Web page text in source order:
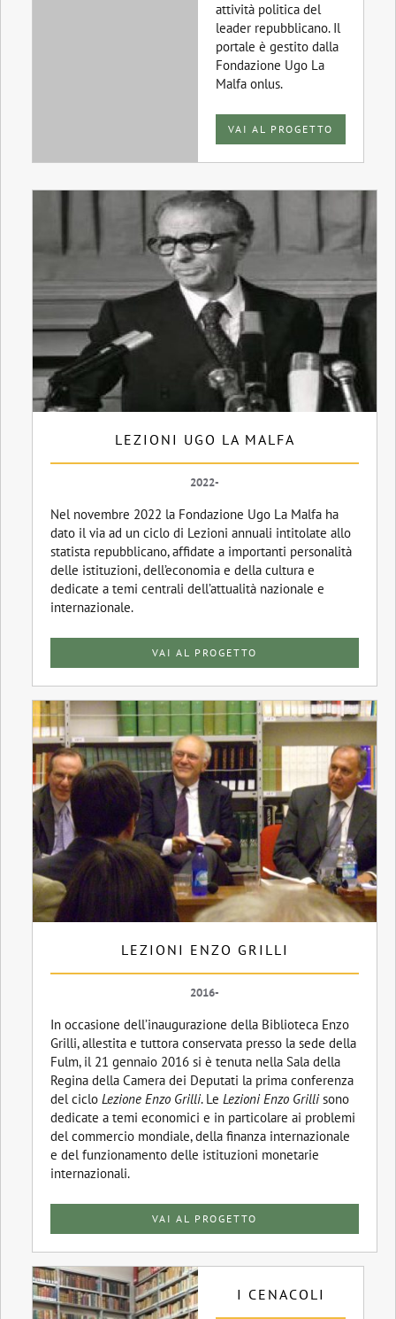
attività politica del
leader repubblicano. Il
portale è gestito dalla
Fondazione Ugo La
Malfa onlus.
VAI AL PROGETTO
LEZIONI UGO LA MALFA
2022-
Nel novembre 2022 la Fondazione Ugo La Malfa ha
dato il via ad un ciclo di Lezioni annuali intitolate allo
statista repubblicano, affidate a importanti personalità
delle istituzioni, dell’economia e della cultura e
dedicate a temi centrali dell’attualità nazionale e
internazionale.
VAI AL PROGETTO
LEZIONI ENZO GRILLI
2016-
In occasione dell’inaugurazione della Biblioteca Enzo
Grilli, allestita e tuttora conservata presso la sede della
Fulm, il 21 gennaio 2016 si è tenuta nella Sala della
Regina della Camera dei Deputati la prima conferenza
del ciclo Lezione Enzo Grilli. Le Lezioni Enzo Grillisono
dedicate a temi economici e in particolare ai problemi
del commercio mondiale, della finanza internazionale
e del funzionamento delle istituzioni monetarie
internazionali.
VAI AL PROGETTO
I CENACOLI